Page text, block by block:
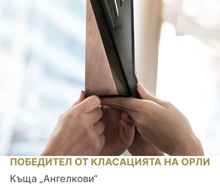
ПОБЕДИТЕЛ ОТ КЛАСАЦИЯТА НА ОРЛИ
Къща „Ангелкови“